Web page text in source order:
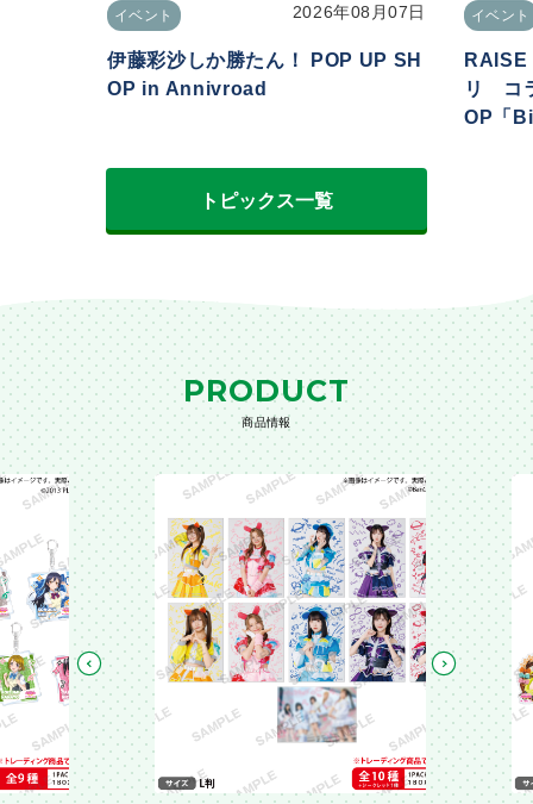
イベント 2026年08月07日
伊藤彩沙しか勝たん！ POP UP SH
OP in Annivroad
イベント
RAISE
リ コ
OP「
トピックス一覧
PRODUCT
商品情報